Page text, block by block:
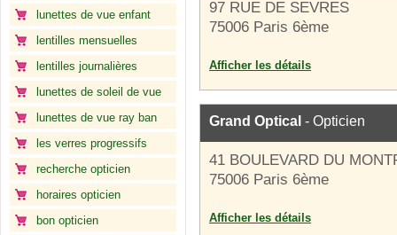
lunettes de vue enfant
lentilles mensuelles
lentilles journalières
lunettes de soleil de vue
lunettes de vue ray ban
les verres progressifs
recherche opticien
horaires opticien
bon opticien
97 RUE DE SEVRES
75006 Paris 6ème
Afficher les détails
Grand Optical - Opticien
41 BOULEVARD DU
75006 Paris 6ème
Afficher les détails